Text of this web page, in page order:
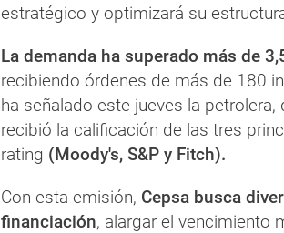
estratégico y optimizará su
La demanda ha superado más de
recibiendo órdenes de más de 180
ha señalado este jueves la petrolera,
recibió la calificación de las tres
rating (Moody's, S&P y Fitch).
Con esta emisión, Cepsa busca
financiación, alargar el vencimiento